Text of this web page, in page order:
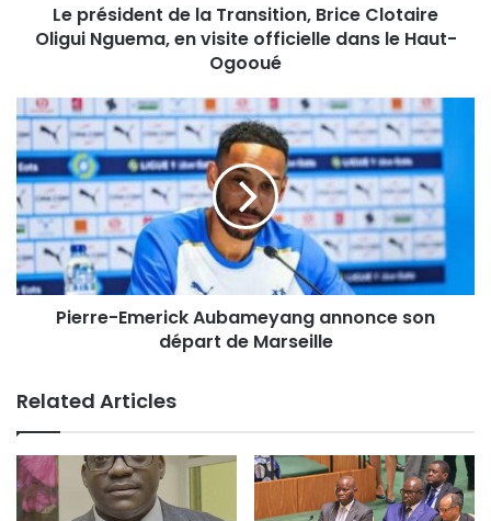
Le président de la Transition, Brice Clotaire
Oligui Nguema, en visite officielle dans le Haut-
Ogooué
Pierre-Emerick Aubameyang annonce son
départ de Marseille
Related Articles